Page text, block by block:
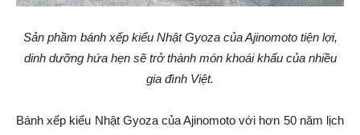
Sản phầm bánh xếp kiểu Nhật Gyoza của Ajinomoto tiện lợi,
dinh dưỡng hứa hẹn sẽ trở thành món khoái khẩu của nhiều
gia đình Việt.
Bánh xếp kiểu Nhật Gyoza của Ajinomoto với hơn 50 năm lịch